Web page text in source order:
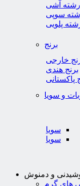
رشته آشی
سوپی
پلویی
برنج
خارجی
برنج هندی
پاکستانی
و سویا
سویا
سویا
و دمنوش
های گرم